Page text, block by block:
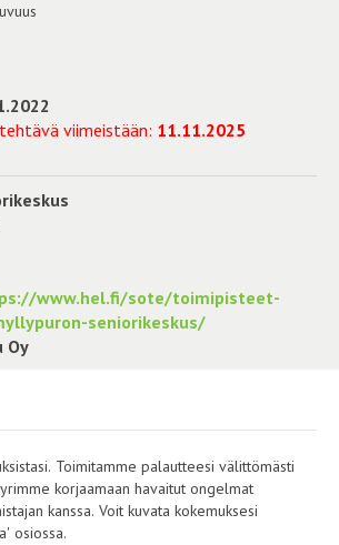
viimeistään: 11.11.2025
www.hel.fi/sote/toimipisteet-
seniorikeskus/
Oy
Toimitamme palautteesi välittömästi
havaitut ongelmat
kanssa. Voit kuvata kokemuksesi
osiossa.